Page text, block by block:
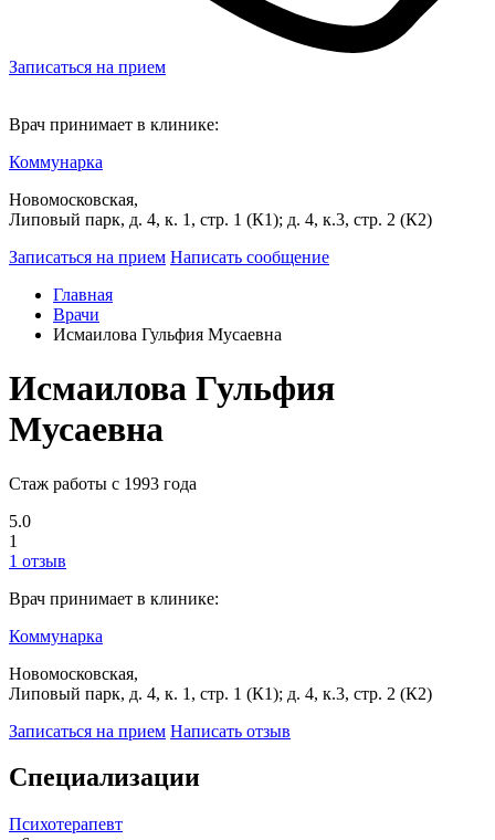
Записаться на прием
Врач принимает в клинике:
Коммунарка
Новомосковская,
Липовый парк, д. 4, к. 1, стр. 1 (К1); д. 4, к.3, стр. 2 (К2)
Записаться на прием Написать сообщение
Главная
Врачи
Исмаилова Гульфия Мусаевна
Исмаилова Гульфия
Мусаевна
Стаж работы с 1993 года
5.0
1
1 отзыв
Врач принимает в клинике:
Коммунарка
Новомосковская,
Липовый парк, д. 4, к. 1, стр. 1 (К1); д. 4, к.3, стр. 2 (К2)
Записаться на прием Написать отзыв
Специализации
Психотерапевт